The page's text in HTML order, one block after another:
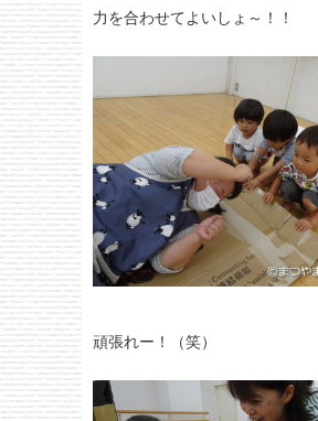
力を合わせてよいしょ～！！
頑張れー！（笑）